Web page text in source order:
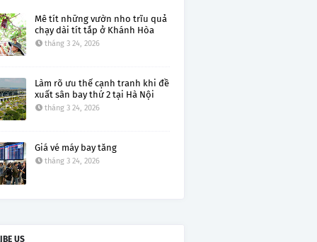
Mê tít những vườn nho trĩu quả
chạy dài tít tắp ở Khánh Hòa
tháng 3 24, 2026
Làm rõ ưu thế cạnh tranh khi đề
xuất sân bay thứ 2 tại Hà Nội
tháng 3 24, 2026
Giá vé máy bay tăng
tháng 3 24, 2026
US